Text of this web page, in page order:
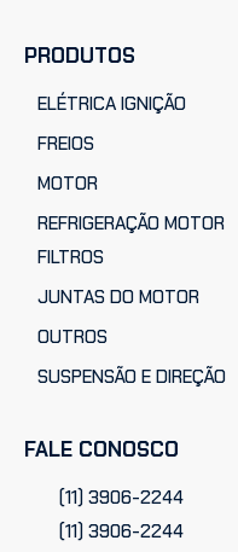
PRODUTOS
ELÉTRICA IGNIÇÃO
FREIOS
MOTOR
REFRIGERAÇÃO MOTOR
FILTROS
JUNTAS DO MOTOR
OUTROS
SUSPENSÃO E DIREÇÃO
FALE CONOSCO
(11) 3906-2244
(11) 3906-2244